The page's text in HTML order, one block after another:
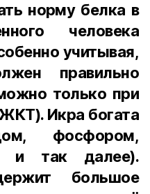
норму белка в
человека
учитывая,
правильно
только при
Икра богата
фосфором,
и так далее).
большое